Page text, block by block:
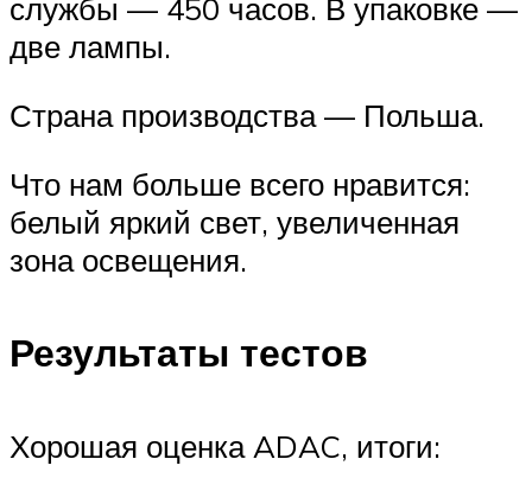
службы — 450 часов. В упаковке —
две лампы.
Страна производства — Польша.
Что нам больше всего нравится:
белый яркий свет, увеличенная
зона освещения.
Результаты тестов
Хорошая оценка ADAC, итоги: